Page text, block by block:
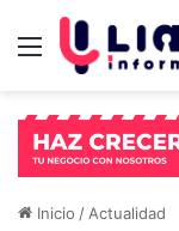
Menú
Inicio / Actualidad